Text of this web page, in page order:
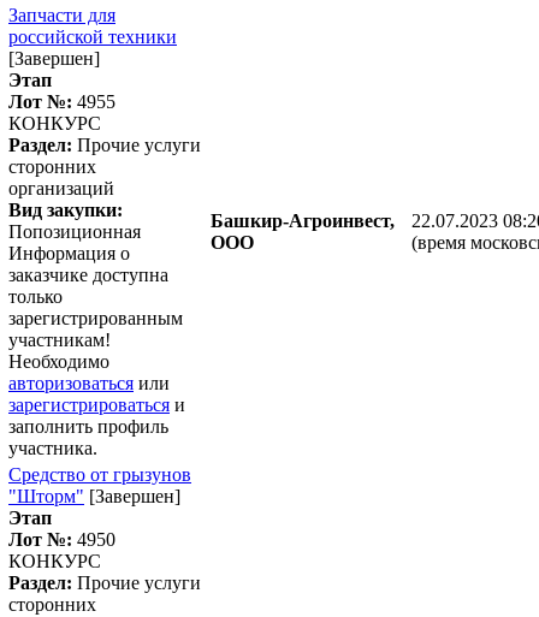
Запчасти для
российской техники
[Завершен]
Этап
Лот №: 4955
КОНКУРС
Раздел: Прочие услуги
сторонних
организаций
Вид закупки:
Попозиционная
Информация о
заказчике доступна
только
зарегистрированным
участникам!
Необходимо
авторизоваться или
зарегистрироваться и
заполнить профиль
участника.
Башкир-Агроинвест,
ООО
22.07.2023
(время
Средство от грызунов
"Шторм" [Завершен]
Этап
Лот №: 4950
КОНКУРС
Раздел: Прочие услуги
сторонних